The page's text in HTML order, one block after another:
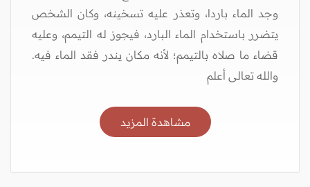
وجد الماء باردا، وتعذر عليه تسخينه، وكان الشخص
يتضرر باستخدام الماء البارد، فيجوز له التيمم، وعليه
قضاء ما صلاه بالتيمم؛ لأنه مكان يندر فقد الماء فيه.
والله تعالى أعلم
مشاهدة المزيد